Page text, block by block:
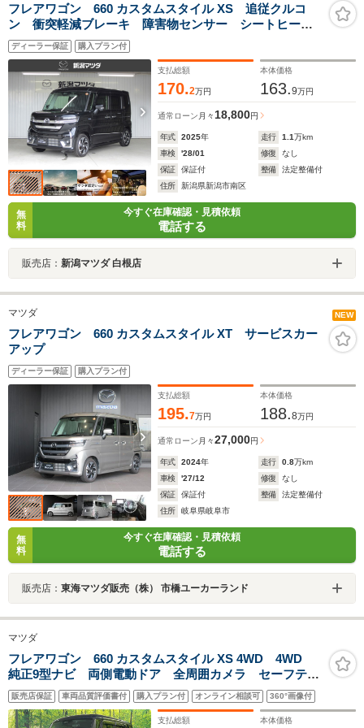
フレアワゴン 660 カスタムスタイル XS 追従クルコ
ン 衝突軽減ブレーキ 障害物センサー シートヒータ
ー 両側電動スライドドア オートLEDヘッドライト
フォグランプ ETC スマートキー 純正アルミホイー
ル
ディーラー保証 購入プラン付
支払総額
170.2万円
本体価格
163.9万円
通常ローン 月々 18,800円
年式 2025年 走行 1.1万km
車検
'28/01 修復
なし
保証
保証付 整備
法定整備付
住所
新潟県新潟市南区
無
料
今すぐ在庫確認・見積依頼
電話する
販売店： 新潟マツダ 白根店
マツダ NEW
フレアワゴン 660 カスタムスタイル XT サービスカー
アップ
ディーラー保証 購入プラン付
支払総額
195.7万円
本体価格
188.8万円
通常ローン 月々27,000円
年式 2024年 走行 0.8万km
車検
'27/12 修復
なし
保証
保証付 整備
法定整備付
住所
岐阜県岐阜市
無
料
今すぐ在庫確認・見積依頼
電話する
販売店： 東海マツダ販売（株） 市橋ユーカーランド
マツダ
フレアワゴン 660 カスタムスタイル XS 4WD 4WD
純正9型ナビ 両側電動ドア 全周囲カメラ セーフティ
サポート レーダークルーズ 禁煙車 ハーフレザーシ
ート ETC ドラレコ コーナーセンサー スマートキ
ー LEDヘッド オートハイビーム
販売店保証 車両品質評価書付 購入プラン付 オンライン相談可 360°画像付
支払総額 本体価格